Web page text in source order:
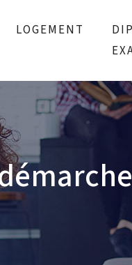
LOGEMENT